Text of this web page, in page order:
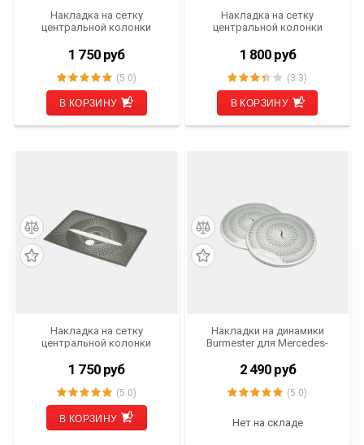
Накладка на сетку
центральной колонки
(W213) 2016 - н.в. IV-NK-MB-
W213
1 750 руб
(5.0)
В КОРЗИНУ
Накладка на сетку
центральной колонки
(W177) 2018 - н.в. IV-NK-MBA-
W177
1 800 руб
(3.3)
В КОРЗИНУ
Накладка на сетку
центральной колонки
2015- 2015 г.в. IV-NK-GLK
1 750 руб
(5.0)
В КОРЗИНУ
Накладки на динамики
Burmester для Mercedes-
X253) IV-NK-MBAB
2 490 руб
(5.0)
Нет на складе